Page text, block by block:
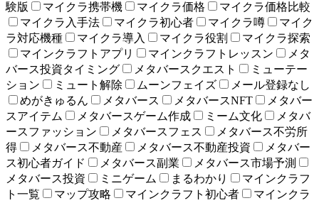
験版
マイクラ携帯機 マイクラ価格
マイクラ価格比較
マイクラ入手法
マイクラ初心者 マイクラ噂
マイク
ラ対応機種
マイクラ導入 マイクラ役割
マイクラ探索
マインクラフトアプリ
マインクラフトレッスン
メタ
バース投資タイミング
メタバースクエスト
ミューテー
ション
ミュート解除 ムーンフェイズ
メール登録なし
めがきゅるん
メタバース メタバースNFT
メタバー
スアイテム
メタバースゲーム作成 ミーム文化
メタバ
ースファッション
メタバースフェス
メタバース不労所
得
メタバース不動産 メタバース不動産投資
メタバー
ス初心者ガイド
メタバース副業
メタバース市場予測
メタバース投資
ミニゲーム まるわかり
マインクラフ
ト一覧
マップ攻略 マインクラフト初心者
マインクラ